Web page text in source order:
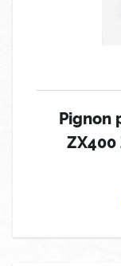
Pignon
ZX400